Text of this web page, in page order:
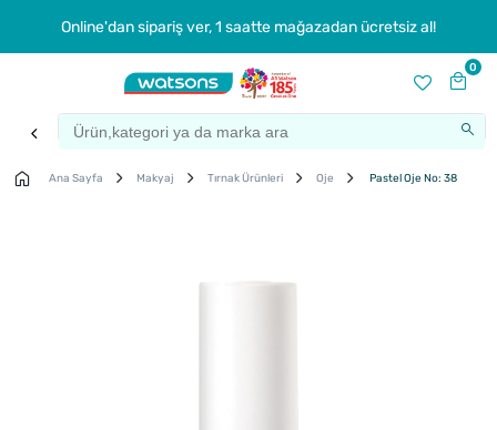
Online'dan sipariş ver, 1 saatte mağazadan ücretsiz al!
0
Ana Sayfa Makyaj Tırnak Ürünleri Oje Pastel Oje No: 38